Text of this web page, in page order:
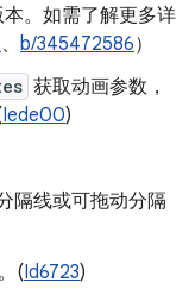
。如需了解更多详
、 b/345472586）
获取动画参数，
Iede00)
隔线或可拖动分隔
(Id6723)